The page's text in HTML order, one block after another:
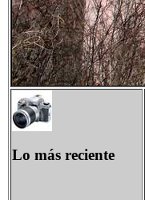
Lo más reciente